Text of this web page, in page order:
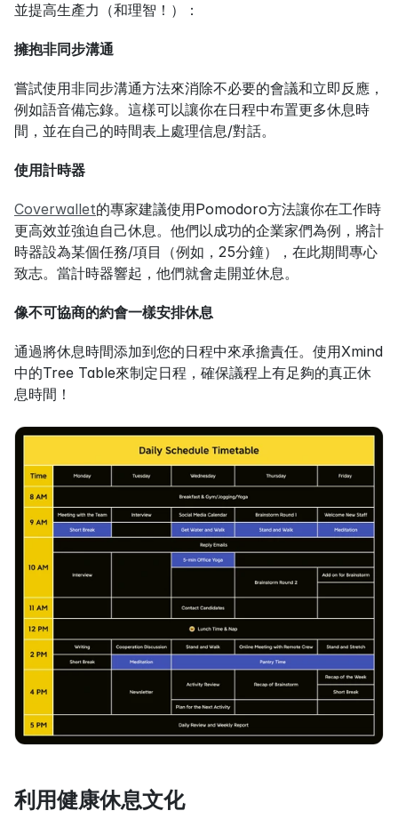
並提高生產力（和理智！）：
擁抱非同步溝通
嘗試使用非同步溝通方法來消除不必要的會議和立即反應，
例如語音備忘錄。這樣可以讓你在日程中布置更多休息時
間，並在自己的時間表上處理信息/對話。
使用計時器
Coverwallet的專家建議使用Pomodoro方法讓你在工作時
更高效並強迫自己休息。他們以成功的企業家們為例，將計
時器設為某個任務/項目（例如，25分鐘），在此期間專心
致志。當計時器響起，他們就會走開並休息。
像不可協商的約會一樣安排休息
通過將休息時間添加到您的日程中來承擔責任。使用Xmind
中的Tree Table來制定日程，確保議程上有足夠的真正休
息時間！
利用健康休息文化